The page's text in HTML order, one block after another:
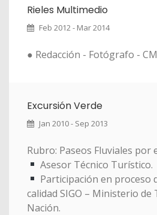
Rieles Multimedio
Feb 2012 - Mar 2014
● Redacción - Fotógrafo - CM
Excursión Verde
Jan 2010 - Sep 2013
Rubro: Paseos Fluviales por
Asesor Técnico Turístico.
Participación en proceso
calidad SIGO – Ministerio de
Nación.